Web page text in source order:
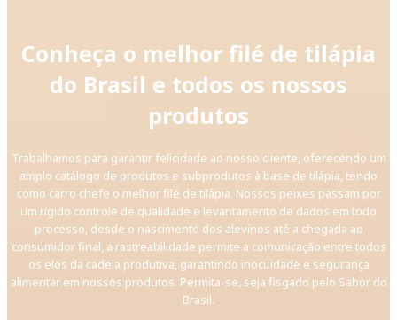
Conheça o melhor filé de tilápia
do Brasil e todos os nossos
produtos
Trabalhamos para garantir felicidade ao nosso cliente, oferecendo um
amplo catálogo de produtos e subprodutos à base de tilápia, tendo
como carro chefe o melhor filé de tilápia. Nossos peixes passam por
um rígido controle de qualidade e levantamento de dados em todo
processo, desde o nascimento dos alevinos até a chegada ao
consumidor final, a rastreabilidade permite a comunicação entre todos
os elos da cadeia produtiva, garantindo inocuidade e segurança
alimentar em nossos produtos. Permita-se, seja fisgado pelo Sabor do
Brasil.